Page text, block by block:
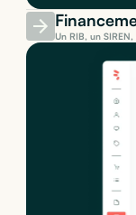
Un RIB, un